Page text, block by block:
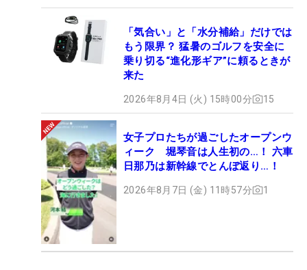
「気合い」と「水分補給」だけでは
もう限界？ 猛暑のゴルフを安全に
乗り切る“進化形ギア”に頼るときが
来た
2026年8月4日 (火) 15時00分 15
女子プロたちが過ごしたオープンウ
ィーク 堀琴音は人生初の…！ 六車
日那乃は新幹線でとんぼ返り…！
2026年8月7日 (金) 11時57分 1